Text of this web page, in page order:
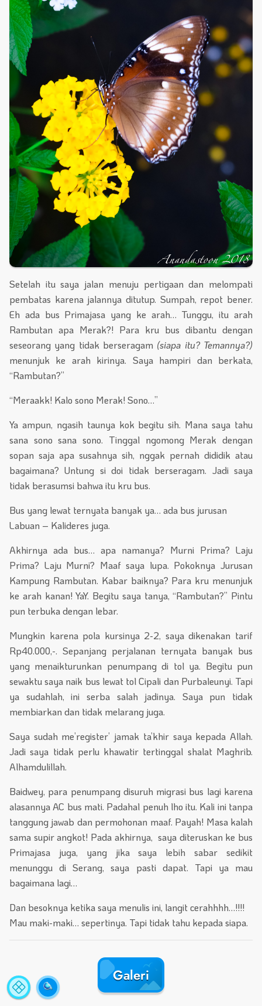
Setelah itu saya jalan menuju pertigaan dan melompati
pembatas karena jalannya ditutup. Sumpah, repot bener.
Eh ada bus Primajasa yang ke arah… Tunggu, itu arah
Rambutan apa Merak?! Para kru bus dibantu dengan
seseorang yang tidak berseragam (siapa itu? Temannya?)
menunjuk ke arah kirinya. Saya hampiri dan berkata,
“Rambutan?”
“Meraakk! Kalo sono Merak! Sono…”
Ya ampun, ngasih taunya kok begitu sih. Mana saya tahu
sana sono sana sono. Tinggal ngomong Merak dengan
sopan saja apa susahnya sih, nggak pernah dididik atau
bagaimana? Untung si doi tidak berseragam. Jadi saya
tidak berasumsi bahwa itu kru bus.
Bus yang lewat ternyata banyak ya… ada bus jurusan
Labuan – Kalideres juga.
Akhirnya ada bus… apa namanya? Murni Prima? Laju
Prima? Laju Murni? Maaf saya lupa. Pokoknya Jurusan
Kampung Rambutan. Kabar baiknya? Para kru menunjuk
ke arah kanan! YaY. Begitu saya tanya, “Rambutan?” Pintu
pun terbuka dengan lebar.
Mungkin karena pola kursinya 2-2, saya dikenakan tarif
Rp40.000,-. Sepanjang perjalanan ternyata banyak bus
yang menaikturunkan penumpang di tol ya. Begitu pun
sewaktu saya naik bus lewat tol Cipali dan Purbaleunyi. Tapi
ya sudahlah, ini serba salah jadinya. Saya pun tidak
membiarkan dan tidak melarang juga.
Saya sudah me’register’ jamak ta’khir saya kepada Allah.
Jadi saya tidak perlu khawatir tertinggal shalat Maghrib.
Alhamdulillah.
Baidwey, para penumpang disuruh migrasi bus lagi karena
alasannya AC bus mati. Padahal penuh lho itu. Kali ini tanpa
tanggung jawab dan permohonan maaf. Payah! Masa kalah
sama supir angkot! Pada akhirnya, saya diteruskan ke bus
Primajasa juga, yang jika saya lebih sabar sedikit
menunggu di Serang, saya pasti dapat. Tapi ya mau
bagaimana lagi…
Dan besoknya ketika saya menulis ini, langit cerahhhh…!!!!
Mau maki-maki… sepertinya. Tapi tidak tahu kepada siapa.
Galeri
Statistik
Situs